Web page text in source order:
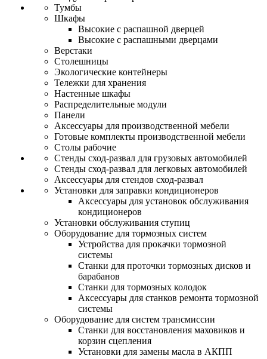
Тумбы
Шкафы
Высокие с распашной дверцей
Высокие с распашными дверцами
Верстаки
Столешницы
Экологические контейнеры
Тележки для хранения
Настенные шкафы
Распределительные модули
Панели
Аксессуары для производственной мебели
Готовые комплекты производственной мебели
Столы рабочие
Стенды сход-развал для грузовых автомобилей
Стенды сход-развал для легковых автомобилей
Аксессуары для стендов сход-развал
Установки для заправки кондиционеров
Аксессуары для установок обслуживания
кондиционеров
Установки обслуживания ступиц
Оборудование для тормозных систем
Устройства для прокачки тормозной
системы
Станки для проточки тормозных дисков и
барабанов
Станки для тормозных колодок
Аксессуары для станков ремонта тормозной
системы
Оборудование для систем трансмиссии
Станки для восстановления маховиков и
корзин сцепления
Установки для замены масла в АКПП